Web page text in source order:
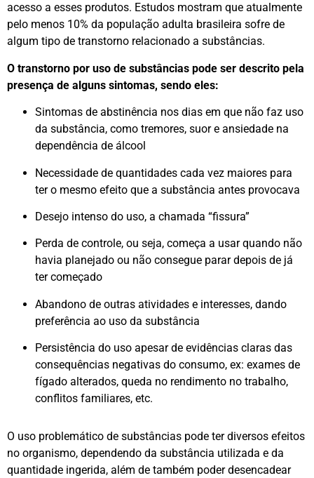
acesso a esses produtos. Estudos mostram que atualmente
pelo menos 10% da população adulta brasileira sofre de
algum tipo de transtorno relacionado a substâncias.
O transtorno por uso de substâncias pode ser descrito pela
presença de alguns sintomas, sendo eles:
Sintomas de abstinência nos dias em que não faz uso
da substância, como tremores, suor e ansiedade na
dependência de álcool
Necessidade de quantidades cada vez maiores para
ter o mesmo efeito que a substância antes provocava
Desejo intenso do uso, a chamada “fissura”
Perda de controle, ou seja, começa a usar quando não
havia planejado ou não consegue parar depois de já
ter começado
Abandono de outras atividades e interesses, dando
preferência ao uso da substância
Persistência do uso apesar de evidências claras das
consequências negativas do consumo, ex: exames de
fígado alterados, queda no rendimento no trabalho,
conflitos familiares, etc.
O uso problemático de substâncias pode ter diversos efeitos
no organismo, dependendo da substância utilizada e da
quantidade ingerida, além de também poder desencadear